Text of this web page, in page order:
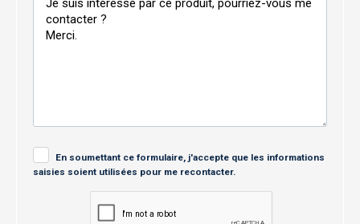
En soumettant ce formulaire, j'accepte que les informations
saisies soient utilisées pour me recontacter.